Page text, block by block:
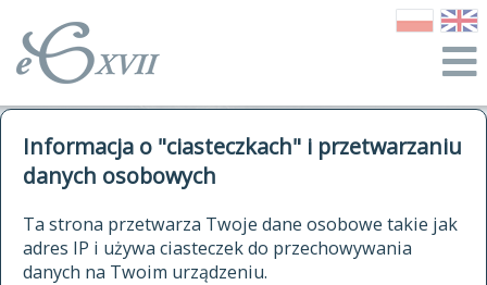
Informacja o "ciasteczkach" i przetwarzaniu
danych osobowych
Ta strona przetwarza Twoje dane osobowe takie jak
adres IP i używa ciasteczek do przechowywania
danych na Twoim urządzeniu.
autorzy Słownika
historia
publikacje
źródła
kwerendy
jak cytować Słownik
ELEKTRONICZNY SŁOWNIK
JĘZYKA POLSKIEGO